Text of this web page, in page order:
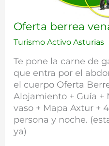
Oferta berrea
Turismo Activo Asturias
Te pone la carne de
que entra por el
el cuerpo Oferta
Alojamiento + Guía +
vaso + Mapa Axtur +
persona y noche.
ya)
Oferta
venados